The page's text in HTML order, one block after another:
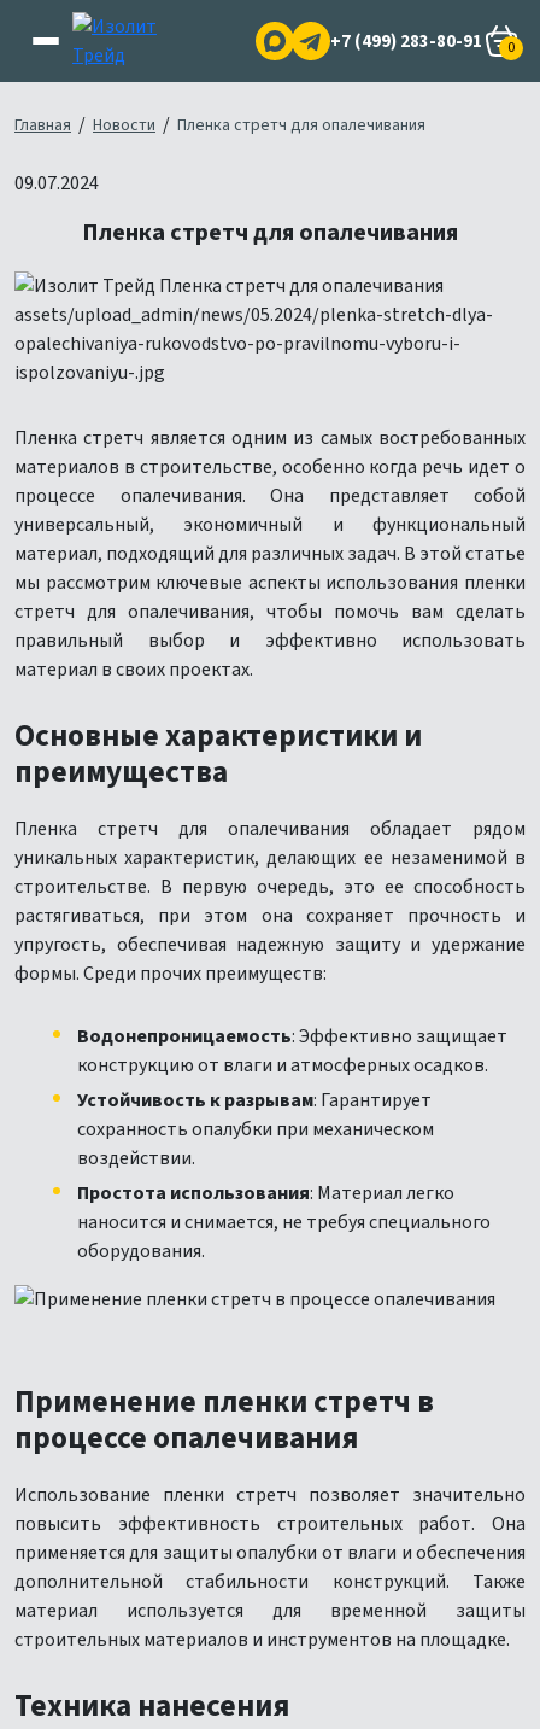
+7 (499) 283-80-91 0
Главная / Новости / Пленка стретч для опалечивания
09.07.2024
Пленка стретч для опалечивания
Пленка стретч является одним из самых востребованных
материалов в строительстве, особенно когда речь идет о
процессе опалечивания. Она представляет собой
универсальный, экономичный и функциональный
материал, подходящий для различных задач. В этой статье
мы рассмотрим ключевые аспекты использования пленки
стретч для опалечивания, чтобы помочь вам сделать
правильный выбор и эффективно использовать
материал в своих проектах.
Основные характеристики и
преимущества
Пленка стретч для опалечивания обладает рядом
уникальных характеристик, делающих ее незаменимой в
строительстве. В первую очередь, это ее способность
растягиваться, при этом она сохраняет прочность и
упругость, обеспечивая надежную защиту и удержание
формы. Среди прочих преимуществ:
Водонепроницаемость: Эффективно защищает
конструкцию от влаги и атмосферных осадков.
Устойчивость к разрывам: Гарантирует
сохранность опалубки при механическом
воздействии.
Простота использования: Материал легко
наносится и снимается, не требуя специального
оборудования.
Применение пленки стретч в
процессе опалечивания
Использование пленки стретч позволяет значительно
повысить эффективность строительных работ. Она
применяется для защиты опалубки от влаги и обеспечения
дополнительной стабильности конструкций. Также
материал используется для временной защиты
строительных материалов и инструментов на площадке.
Техника нанесения